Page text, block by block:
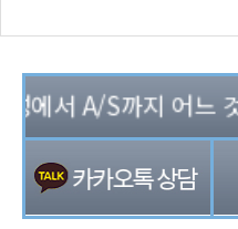
에서 A/S까지 어느